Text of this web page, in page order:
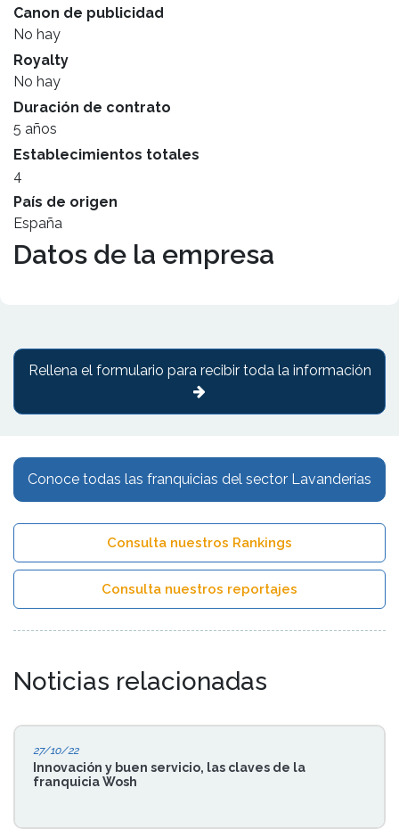
Canon de publicidad
No hay
Royalty
No hay
Duración de contrato
5 años
Establecimientos totales
4
País de origen
España
Datos de la empresa
Conoce todas las franquicias del sector Lavanderías
Consulta nuestros Rankings
Consulta nuestros reportajes
Noticias relacionadas
27/10/22
Innovación y buen servicio, las claves de la
franquicia Wosh